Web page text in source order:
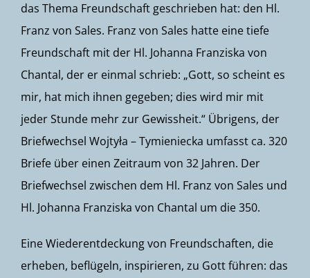
das Thema Freundschaft geschrieben hat: den Hl.
Franz von Sales. Franz von Sales hatte eine tiefe
Freundschaft mit der Hl. Johanna Franziska von
Chantal, der er einmal schrieb: „Gott, so scheint es
mir, hat mich ihnen gegeben; dies wird mir mit
jeder Stunde mehr zur Gewissheit.“ Übrigens, der
Briefwechsel Wojtyła – Tymieniecka umfasst ca. 320
Briefe über einen Zeitraum von 32 Jahren. Der
Briefwechsel zwischen dem Hl. Franz von Sales und
Hl. Johanna Franziska von Chantal um die 350.
Eine Wiederentdeckung von Freundschaften, die
erheben, beflügeln, inspirieren, zu Gott führen: das